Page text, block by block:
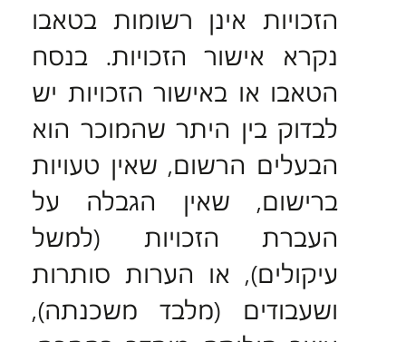
הזכויות אינן רשומות בטאבו
נקרא אישור הזכויות. בנסח
הטאבו או באישור הזכויות יש
לבדוק בין היתר שהמוכר הוא
הבעלים הרשום, שאין טעויות
ברישום, שאין הגבלה על
העברת הזכויות (למשל
עיקולים), או הערות סותרות
ושעבודים (מלבד משכנתה),